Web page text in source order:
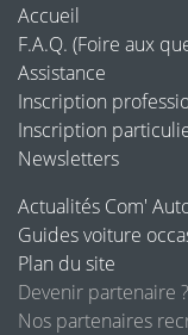
Accueil
F.A.Q. (Foire aux
Assistance
Inscription
Inscription
Newsletters
Actualités Com'
Guides voiture
Plan du site
Devenir partenaire ?
Nos partenaires